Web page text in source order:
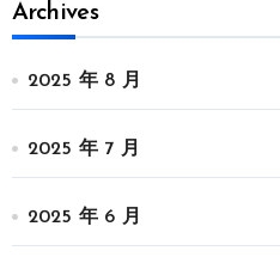
Archives
2025 年 8 月
2025 年 7 月
2025 年 6 月